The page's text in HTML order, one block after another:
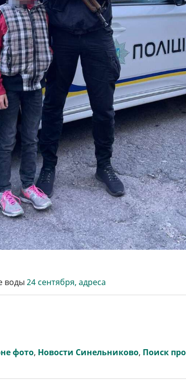
воды 24 сентября, адреса
фото, Новости Синельниково, Поиск